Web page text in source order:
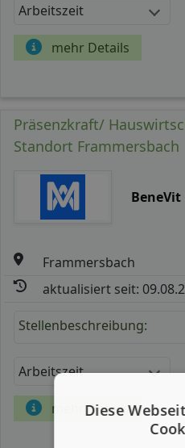
Arbeitszeit
mehr Details
Präsenzkraft/
Standort Frammersbach
BeneVit
Frammersbach
aktualisiert seit:
Stellenbeschreibung:
Arbeitszeit
mehr Details
Diese